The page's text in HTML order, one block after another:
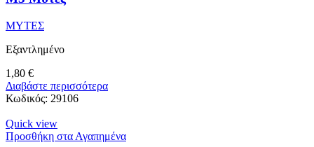
ΜΥΤΕΣ
Εξαντλημένο
1,80 €
Διαβάστε περισσότερα
Κωδικός: 29106
Quick view
Προσθήκη στα Αγαπημένα